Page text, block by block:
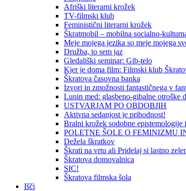
Afriški literarni krožek
TV-filmski klub
Feministični literarni krožek
Škratmobil – mobilna socialno-
Meje mojega jezika so meje mojega
Družba, to sem jaz
Gledališki seminar: Gib-telo
Kjer je doma film: Filmski klub
Škratova časovna banka
Izvori in zmožnosti fantastičnega v
Lunin med: glasbeno-gibalne otroške
USTVARJAM PO OBDOBJIH
Aktivna sedanjost je prihodnost!
Bralni krožek sodobne epistemologije
POLETNE ŠOLE O FEMINIZMU
Dežela škratkov
Škrati na vrtu ali Pridelaj si lastno
Škratova domovalnica
SIC!
Škratova filmska šola
Išči